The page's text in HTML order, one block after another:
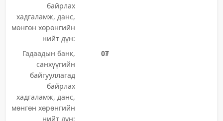
байрлах
хадгаламж, данс,
мөнгөн хөрөнгийн
нийт дүн:
Гадаадын банк,
санхүүгийн
байгууллагад
байрлах
хадгаламж, данс,
мөнгөн хөрөнгийн
нийт дүн:
0₮